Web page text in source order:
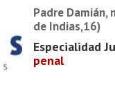
Padre
de Indias,16)
Especialidad
penal